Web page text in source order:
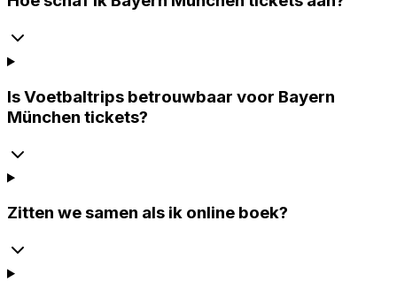
Is Voetbaltrips betrouwbaar voor Bayern
München tickets?
Zitten we samen als ik online boek?